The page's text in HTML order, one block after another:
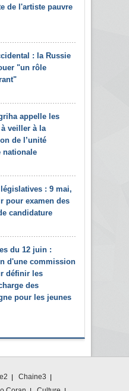
de l'artiste pauvre
: la Russie
"un rôle
appelle les
veiller à la
de l’unité
nationale
: 9 mai,
pour examen des
candidature
du 12 juin :
d'une commission
définir les
des
pour les jeunes
Chaine3